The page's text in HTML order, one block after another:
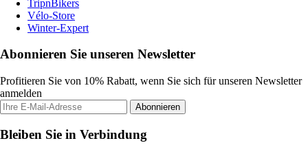
TripnBikers
Vélo-Store
Winter-Expert
Abonnieren Sie unseren Newsletter
Profitieren Sie von 10% Rabatt, wenn Sie sich für unseren Newsletter
anmelden
Abonnieren
Bleiben Sie in Verbindung